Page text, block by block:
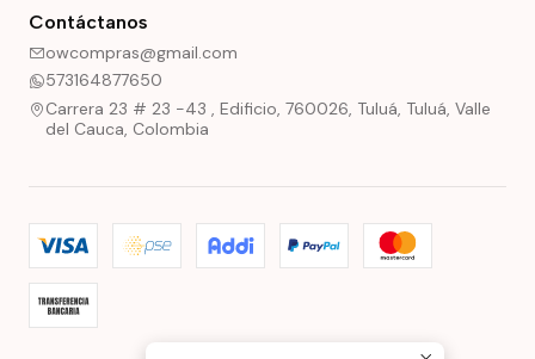
Contáctanos
owcompras@gmail.com
573164877650
Carrera 23 # 23 -43 , Edificio, 760026, Tuluá, Tuluá, Valle
del Cauca, Colombia